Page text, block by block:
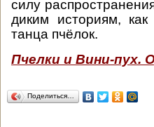
силу
диким историям,
танца пчёлок.
Пчелки и Вини-пух.
Поделиться…